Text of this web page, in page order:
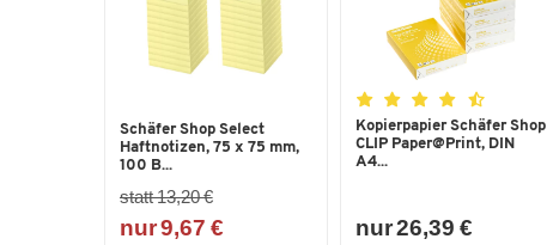
Schäfer Shop Select
Haftnotizen, 75 x 75 mm,
100 B...
statt 13,20 €
nur 9,67 €
Kopierpapier Schäfer Shop
CLIP Paper@Print, DIN
A4...
nur 26,39 €